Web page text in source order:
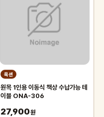
옥션
원목 1인용 이동식 책상 수납가능 테
이블 ONA-306
27,900원